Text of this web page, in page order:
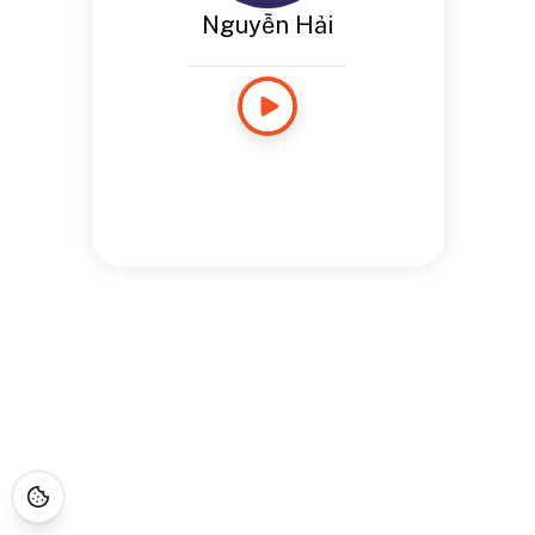
Nguyễn Hải